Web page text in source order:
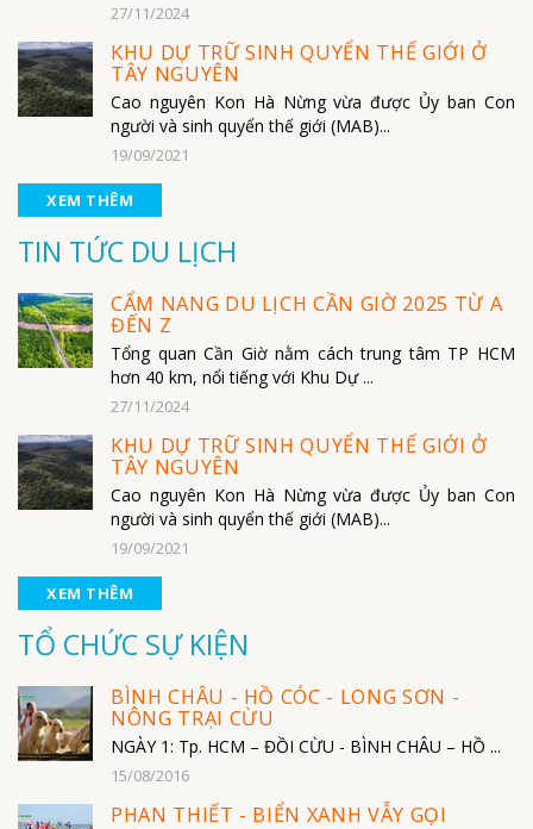
27/11/2024
KHU DỰ TRỮ SINH QUYỂN THẾ GIỚI Ở
TÂY NGUYÊN
Cao nguyên Kon Hà Nừng vừa được Ủy ban Con
người và sinh quyển thế giới (MAB)...
19/09/2021
XEM THÊM
TIN TỨC DU LỊCH
CẨM NANG DU LỊCH CẦN GIỜ 2025 TỪ A
ĐẾN Z
Tổng quan Cần Giờ nằm cách trung tâm TP HCM
hơn 40 km, nổi tiếng với Khu Dự ...
27/11/2024
KHU DỰ TRỮ SINH QUYỂN THẾ GIỚI Ở
TÂY NGUYÊN
Cao nguyên Kon Hà Nừng vừa được Ủy ban Con
người và sinh quyển thế giới (MAB)...
19/09/2021
XEM THÊM
TỔ CHỨC SỰ KIỆN
BÌNH CHÂU - HỒ CÓC - LONG SƠN -
NÔNG TRẠI CỪU
NGÀY 1: Tp. HCM – ĐỒI CỪU - BÌNH CHÂU – HỒ ...
15/08/2016
PHAN THIẾT - BIỂN XANH VẪY GỌI